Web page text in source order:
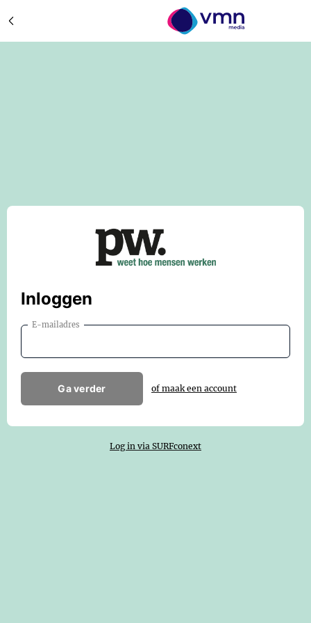
Inloggen
E-mailadres
Ga verder of maak een account
Log in via SURFconext